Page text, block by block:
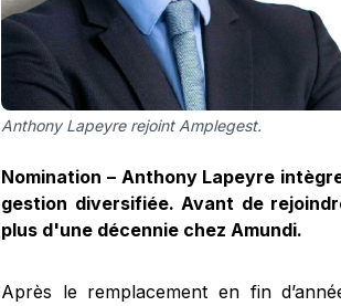
Anthony Lapeyre rejoint Amplegest.
Nomination – Anthony Lapeyre
gestion diversifiée. Avant de
plus d'une décennie chez Amundi.
Après le remplacement en fin